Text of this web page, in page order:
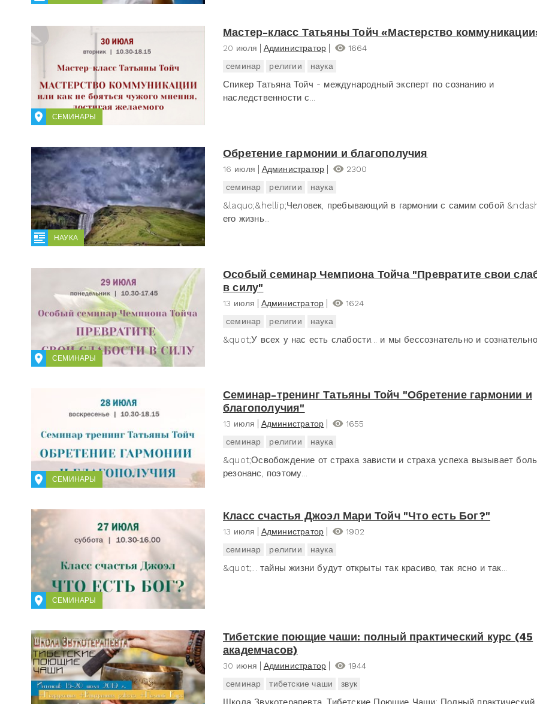
СЕМИНАРЫ
Мастер-класс Татьяны Тойч «Мастерство
20 июля Администратор
1664
семинар
религии наука
Спикер Татьяна Тойч - международный эксперт по сознанию и
наследственности с...
НАУКА
Обретение гармонии и благополучия
16 июля Администратор
2300
семинар
религии наука
&laquo;&hellip;Человек, пребывающий в гармонии с самим собой
его жизнь...
СЕМИНАРЫ
Особый семинар Чемпиона Тойча "Превратите свои
в силу"
13 июля Администратор
1624
семинар
религии наука
&quot;У всех у нас есть слабости... и мы бессознательно и
СЕМИНАРЫ
Семинар-тренинг Татьяны Тойч "Обретение гармонии и
благополучия"
13 июля Администратор
1655
семинар
религии наука
&quot;Освобождение от страха зависти и страха успеха вызывает
резонанс, поэтому...
СЕМИНАРЫ
Класс счастья Джоэл Мари Тойч "Что есть Бог?"
13 июля Администратор
1902
семинар
религии наука
&quot;... тайны жизни будут открыты так красиво, так ясно и так...
Тибетские поющие чаши: полный практический курс (45
академчасов)
30 июня Администратор
1944
семинар
тибетские чаши звук